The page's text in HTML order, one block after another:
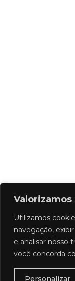
Utilizamos
navegação,
e analisar nosso
você concorda
Personalizar